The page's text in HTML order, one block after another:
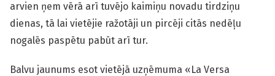
arvien ņem vērā arī tuvējo kaimiņu novadu tirdziņu
dienas, tā lai vietējie ražotāji un pircēji citās nedēļu
nogalēs paspētu pabūt arī tur.
Balvu jaunums esot vietējā uzņēmuma «La Versa